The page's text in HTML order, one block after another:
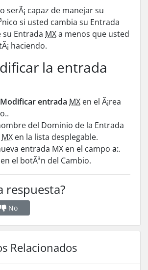
serÃ¡ capaz de manejar su
si usted cambia su Entrada
su Entrada MXa menos que usted
haciendo.
la entrada
Modificar entrada MX en el Ã¡rea
del Dominio de la Entrada
MX en la lista desplegable.
entrada MX en el campo a:.
el botÃ³n del Cambio.
respuesta?
No
Relacionados